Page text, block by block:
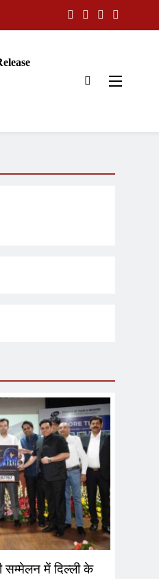
सम्मेलन में दिल्ली के